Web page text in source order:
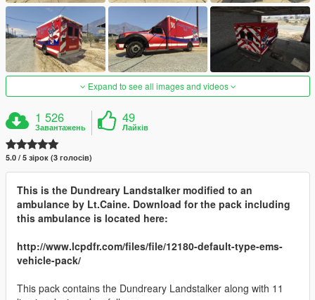
Expand to see all images and videos
1 526
Завантажень
49
Лайків
5.0 / 5 зірок (3 голосів)
This is the Dundreary Landstalker modified to an
ambulance by Lt.Caine. Download for the pack including
this ambulance is located here:
http://www.lcpdfr.com/files/file/12180-default-type-ems-
vehicle-pack/
This pack contains the Dundreary Landstalker along with 11